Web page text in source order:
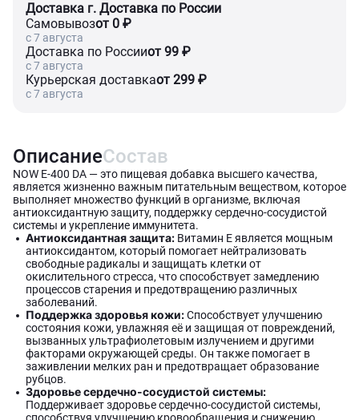
Доставка г. Доставка по России
Самовывозот 0 ₽
c 7 августа
Доставка по Россииот 99 ₽
c 7 августа
Курьерская доставкаот 299 ₽
c 7 августа
ОписаниеСостав
NOW E-400 DA — это пищевая добавка высшего качества,
является жизненно важным питательным веществом, которое
выполняет множество функций в организме, включая
антиоксидантную защиту, поддержку сердечно-сосудистой
системы и укрепление иммунитета.
Антиоксидантная защита: Витамин E является мощным
антиоксидантом, который помогает нейтрализовать
свободные радикалы и защищать клетки от
окислительного стресса, что способствует замедлению
процессов старения и предотвращению различных
заболеваний.
Поддержка здоровья кожи:Способствует улучшению
состояния кожи, увлажняя её и защищая от повреждений,
вызванных ультрафиолетовым излучением и другими
факторами окружающей среды. Он также помогает в
заживлении мелких ран и предотвращает образование
рубцов.
Здоровье сердечно-сосудистой системы:
Поддерживает здоровье сердечно-сосудистой системы,